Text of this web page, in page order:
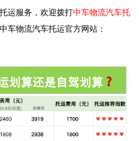
运服务，欢迎拨打中车物流汽车托
车物流汽车托运官方网站：